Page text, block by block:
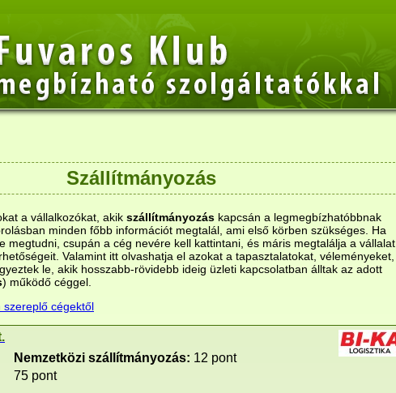
Szállítmányozás
a vállalkozókat, akik szállítmányozás kapcsán a legmegbízhatóbbnak
minden főbb információt megtalál, ami első körben szükséges. Ha
megtudni, csupán a cég nevére kell kattintani, és máris megtalálja a vállalat
Valamint itt olvashatja el azokat a tapasztalatokat, véleményeket,
le, akik hosszabb-rövidebb ideig üzleti kapcsolatban álltak az adott
) működő céggel.
szereplő cégektől
Nemzetközi szállítmányozás: 12 pont
75 pont